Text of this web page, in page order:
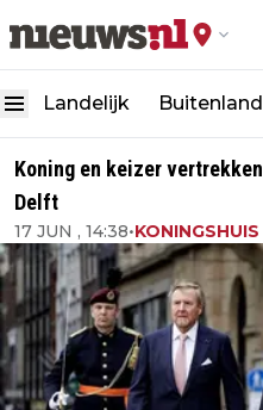
Landelijk Buitenland
Koning en keizer
Delft
17 JUN , 14:38•KONINGSHUIS